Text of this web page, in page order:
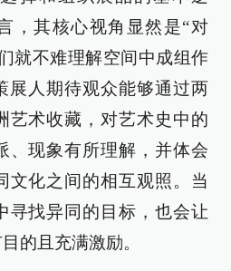
，其核心视角显然是“对
就不难理解空间中成组作
人期待观众能够通过两
艺术收藏，对艺术史中的
、现象有所理解，并体会
文化之间的相互观照。当
寻找异同的目标，也会让
的且充满激励。